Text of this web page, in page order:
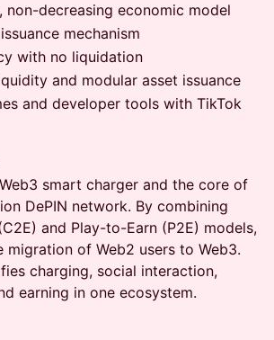
non-decreasing economic model
mechanism
with no liquidation
and modular asset issuance
and developer tools with TikTok
smart charger and the core of
DePIN network. By combining
and Play-to-Earn (P2E) models,
migration of Web2 users to Web3.
charging, social interaction,
earning in one ecosystem.